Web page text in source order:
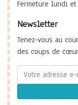
Fermeture lundi et
Newsletter
Tenez-vous au
des coups de